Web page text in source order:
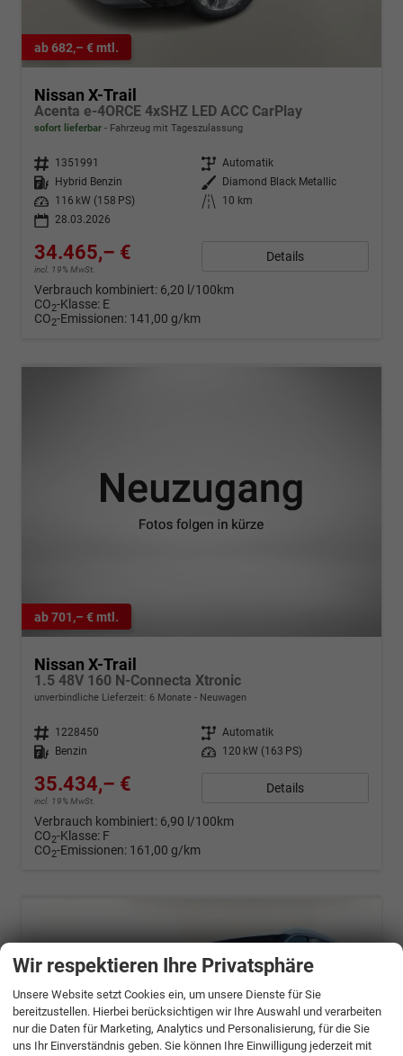
ab 682,– € mtl.
Nissan X-Trail
Acenta e-4ORCE 4xSHZ LED ACC CarPlay
sofort lieferbar Fahrzeug mit Tageszulassung
Fahrzeugnr. 1351991 Getriebe Automatik
Kraftstoff
Hybrid Benzin Außenfarbe
Diamond Black Metallic
Leistung
116 kW (158 PS) Kilometerstand
10 km
28.03.2026
34.465,– €
incl. 19% MwSt.
Details
Verbrauch kombiniert: 6,20 l/100km
CO2-Klasse: E
CO2-Emissionen: 141,00 g/km
ab 701,– € mtl.
Nissan X-Trail
1.5 48V 160 N-Connecta Xtronic
unverbindliche Lieferzeit: 6 Monate Neuwagen
Fahrzeugnr. 1228450 Getriebe Automatik
Kraftstoff
Benzin Leistung 120 kW (163 PS)
35.434,– €
incl. 19% MwSt.
Details
Verbrauch kombiniert: 6,90 l/100km
CO2-Klasse: F
CO2-Emissionen: 161,00 g/km
Wir respektieren Ihre Privatsphäre
Unsere Website setzt Cookies ein, um unsere Dienste für Sie
bereitzustellen. Hierbei berücksichtigen wir Ihre Auswahl und verarbeiten
nur die Daten für Marketing, Analytics und Personalisierung, für die Sie
uns Ihr Einverständnis geben. Sie können Ihre Einwilligung jederzeit mit